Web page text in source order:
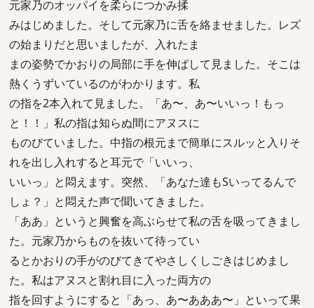
元家乃のオッパイを柔らにつかみ揉
みはじめました。そして元家乃に舌を絡ませました。レズ
の始まりだと思いましたが、入れたま
まの姿勢でかおりの局部に手を伸ばして見ました。そこは
熱くうずいているのがわかります。私
の指を2本入れて見ました。「あ〜、あ〜いいっ！もっ
と！！」私の指は知らぬ間にアヌスに
ものびていました。中指の根元まで簡単にスルッと入りそ
れを出し入れすると耳元で「いいっ、
いいっ」と悶えます。突然、「あなた達もSいってるんで
しょ？」と悶えた声で聞いてきました。
「ああ」というと興奮を高ぶらせて私の舌を吸ってきまし
た。元家乃からものを抜いて待ってい
るとかおりの手がのびてきてやさしくしごきはじめまし
た。私はアヌスと割れ目に入った両方の
指を回すようにすると「あっ、あ〜あああ〜」といって果